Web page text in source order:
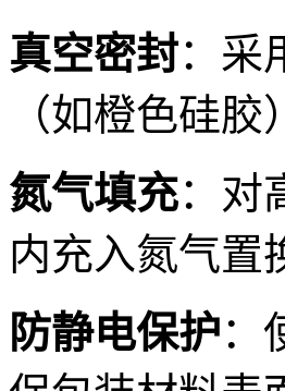
真空密封：采
（如橙色硅
氮气填充：对
内充入氮气置
防静电保护：